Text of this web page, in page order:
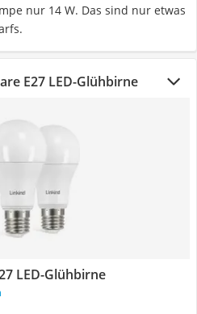
nur 14 W. Das sind nur etwas
E27 LED-Glühbirne
LED-Glühbirne